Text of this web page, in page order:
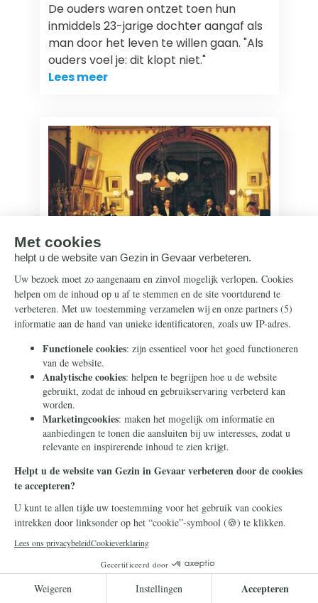
De ouders waren ontzet toen hun
inmiddels 23-jarige dochter aangaf als
man door het leven te willen gaan. "Als
ouders voel je: dit klopt niet."
Lees meer
Gezin
Waarom deugdzaamheid de
beste manier is om het
familievermogen door te
geven
Veel families weten hoe ze vermogen
moeten opbouwen, maar veel minder
weten hoe ze dat op een manier
kunnen doorgeven die de volgende
generatie sterker maakt.
Lees meer